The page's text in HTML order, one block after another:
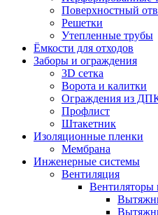
Поверхностный
Решетки
Утепленные трубы
Ёмкости для отходов
Заборы и ограждения
3D сетка
Ворота и калитки
Ограждения из
Профлист
Штакетник
Изоляционные пленки
Мембрана
Инженерные системы
Вентиляция